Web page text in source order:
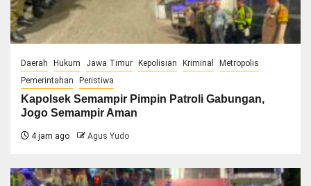
Daerah Hukum Jawa Timur Kepolisian Kriminal
Metropolis
Pemerintahan
Peristiwa
Kapolsek Semampir Pimpin Patroli Gabungan,
Jogo Semampir Aman
4 jam ago Agus Yudo